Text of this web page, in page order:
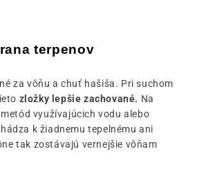
terpenov
za vôňu a chuť hašiša. Pri suchom
zložky lepšie zachované. Na
využívajúcich vodu alebo
k žiadnemu tepelnému ani
tak zostávajú vernejšie vôňam